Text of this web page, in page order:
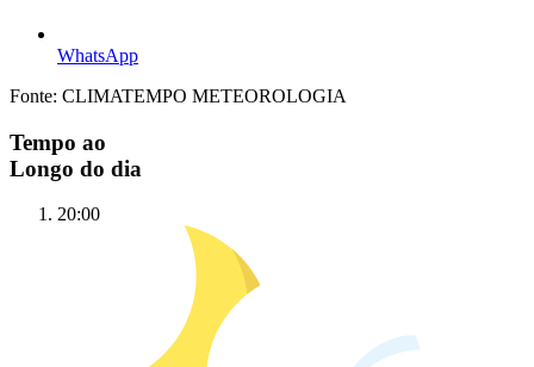
WhatsApp
Fonte: CLIMATEMPO METEOROLOGIA
Tempo ao
Longo do dia
20:00